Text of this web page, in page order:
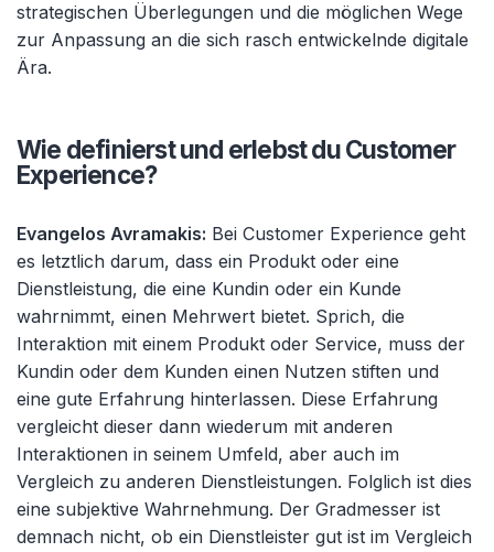
strategischen Überlegungen und die möglichen Wege
zur Anpassung an die sich rasch entwickelnde digitale
Ära.
Wie definierst und erlebst du Customer
Experience?
Evangelos Avramakis: Bei Customer Experience geht
es letztlich darum, dass ein Produkt oder eine
Dienstleistung, die eine Kundin oder ein Kunde
wahrnimmt, einen Mehrwert bietet. Sprich, die
Interaktion mit einem Produkt oder Service, muss der
Kundin oder dem Kunden einen Nutzen stiften und
eine gute Erfahrung hinterlassen. Diese Erfahrung
vergleicht dieser dann wiederum mit anderen
Interaktionen in seinem Umfeld, aber auch im
Vergleich zu anderen Dienstleistungen. Folglich ist dies
eine subjektive Wahrnehmung. Der Gradmesser ist
demnach nicht, ob ein Dienstleister gut ist im Vergleich